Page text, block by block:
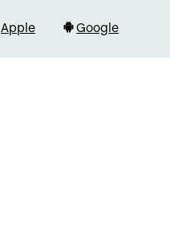
Apple Google